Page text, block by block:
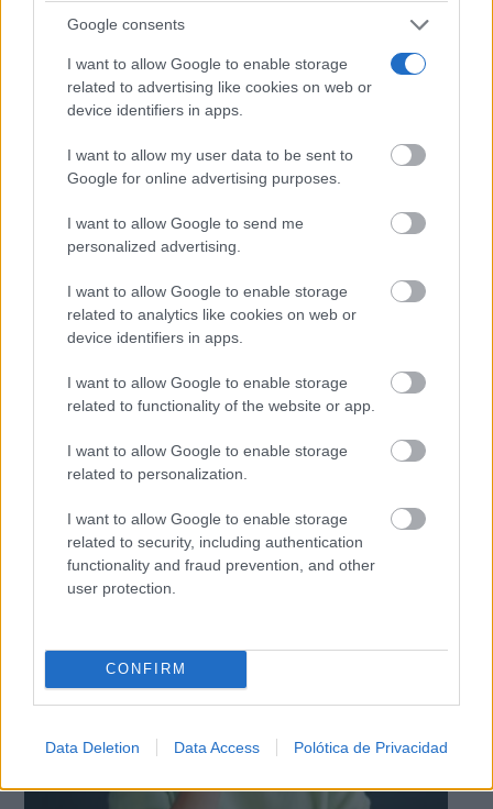
Google consents
I want to allow Google to enable storage
related to advertising like cookies on web or
device identifiers in apps.
I want to allow my user data to be sent to
Google for online advertising purposes.
I want to allow Google to send me
personalized advertising.
I want to allow Google to enable storage
related to analytics like cookies on web or
device identifiers in apps.
I want to allow Google to enable storage
related to functionality of the website or app.
I want to allow Google to enable storage
related to personalization.
I want to allow Google to enable storage
related to security, including authentication
functionality and fraud prevention, and other
user protection.
CONFIRM
Data Deletion Data Access Polótica de Privacidad
El robot que limpia por ti
¿Sabes por qué cada vez más hogares usan robot
Dónde viajar en 2026
Los destinos que todos van a querer visitar el
próximo año